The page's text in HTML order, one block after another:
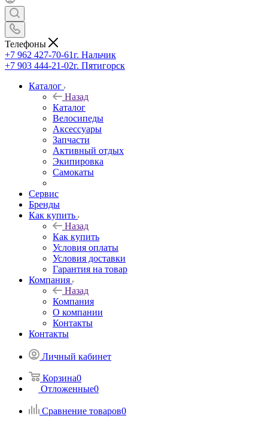
Телефоны
+7 962 427-70-61г. Нальчик
+7 903 444-21-02г. Пятигорск
Каталог
Назад
Каталог
Велосипеды
Аксессуары
Запчасти
Активный отдых
Экипировка
Самокаты
Сервис
Бренды
Как купить
Назад
Как купить
Условия оплаты
Условия доставки
Гарантия на товар
Компания
Назад
Компания
О компании
Контакты
Контакты
Личный кабинет
Корзина0
Отложенные0
Сравнение товаров0